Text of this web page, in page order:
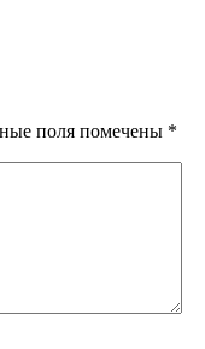
поля помечены *